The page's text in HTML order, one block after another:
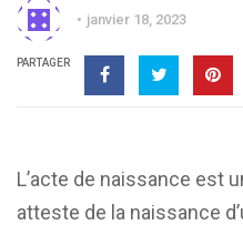
janvier 18, 2023
PARTAGER
L’acte de naissance est
atteste de la naissance